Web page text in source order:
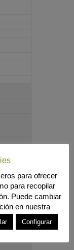
para ofrecer
para recopilar
Puede cambiar
en nuestra
Configurar